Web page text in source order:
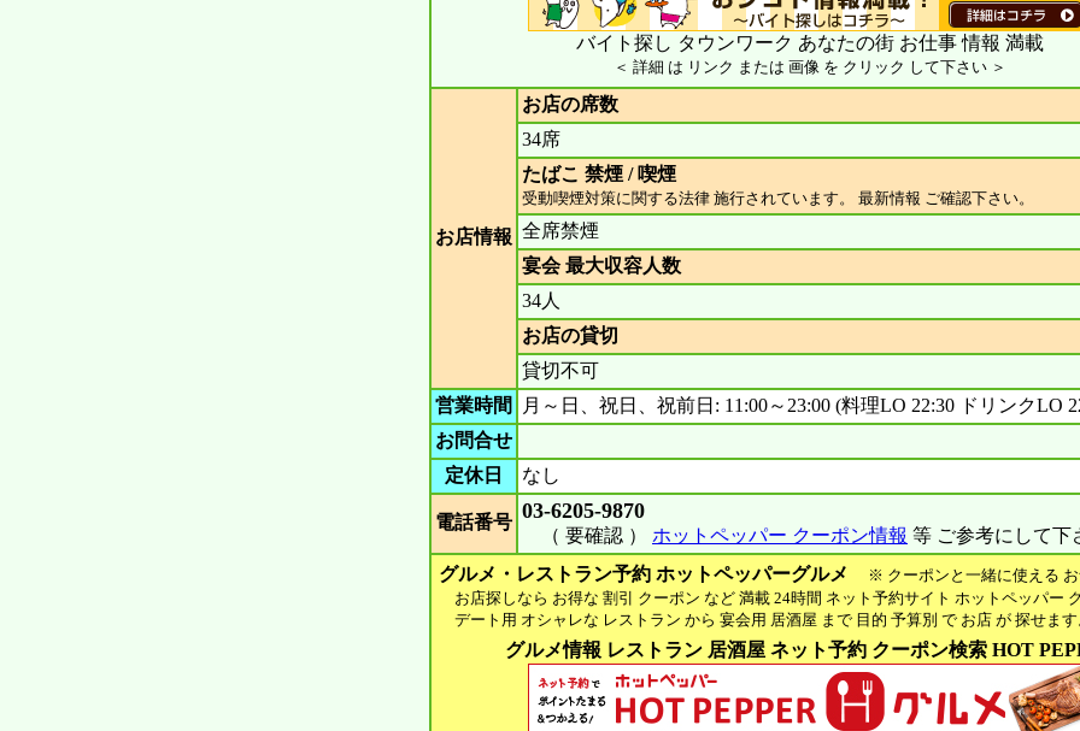
バイト探し タウンワーク あなたの街 お仕事 情報 満載
＜ 詳細 は リンク または 画像 を クリック して下さい ＞
お店情報
お店の席数
34席
たばこ 禁煙 / 喫煙
受動喫煙対策に関する法律 施行されています。 最新情報 ご確認下さい。
全席禁煙
宴会 最大収容人数
34人
お店の貸切
貸切不可
営業時間
月～日、祝日、祝前日: 11:00～23:00 (料理LO 22:30 ドリンクLO
お問合せ
定休日
なし
電話番号 03-6205-9870
（ 要確認 ） ホットペッパー クーポン情報 等 ご参考にして下
グルメ・レストラン予約 ホットペッパーグルメ
※ クーポンと一緒に使える
お店探しなら お得な 割引 クーポン など 満載 24時間 ネット予約サイト ホットペッパー
デート用 オシャレな レストラン から 宴会用 居酒屋 まで 目的 予算別 で お店 が 探せま
グルメ情報 レストラン 居酒屋 ネット予約 クーポン検索 HOT